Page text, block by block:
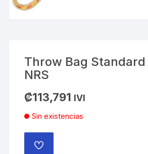
Throw Bag Standard
NRS
₡113,791 IVI
Sin existencias
AÑADIR